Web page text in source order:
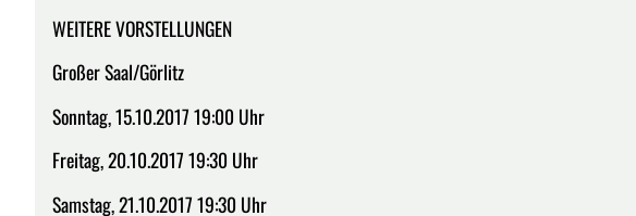
WEITERE VORSTELLUNGEN
Großer Saal/Görlitz
Sonntag, 15.10.2017 19:00 Uhr
Freitag, 20.10.2017 19:30 Uhr
Samstag, 21.10.2017 19:30 Uhr